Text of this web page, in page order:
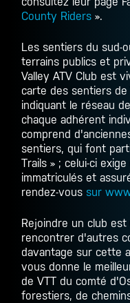
County Riders ».
Les sentiers du sud-
terrains publics et
Valley ATV Club est
carte des sentiers
indiquant le réseau
chaque adhérent
comprend
sentiers, qui font
Trails » ; celui-ci
immatriculés et
rendez-vous sur
Rejoindre un club
rencontrer d'autres
davantage sur cette
vous donne le
de VTT du comté
forestiers, de